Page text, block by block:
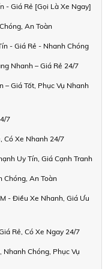
- Giá Rẻ [Gọi Là Xe Ngay]
An Toàn
- Giá Rẻ - Nhanh Chóng
Nhanh – Giá Rẻ 24/7
– Giá Tốt, Phục Vụ Nhanh
7
Có Xe Nhanh 24/7
Uy Tín, Giá Cạnh Tranh
Chóng, An Toàn
- Điều Xe Nhanh, Giá Ưu
Rẻ, Có Xe Ngay 24/7
Nhanh Chóng, Phục Vụ